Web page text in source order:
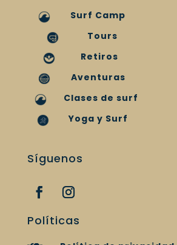
Surf Camp
Tours
Retiros
Aventuras
Clases de surf
Yoga y Surf
Síguenos
Políticas